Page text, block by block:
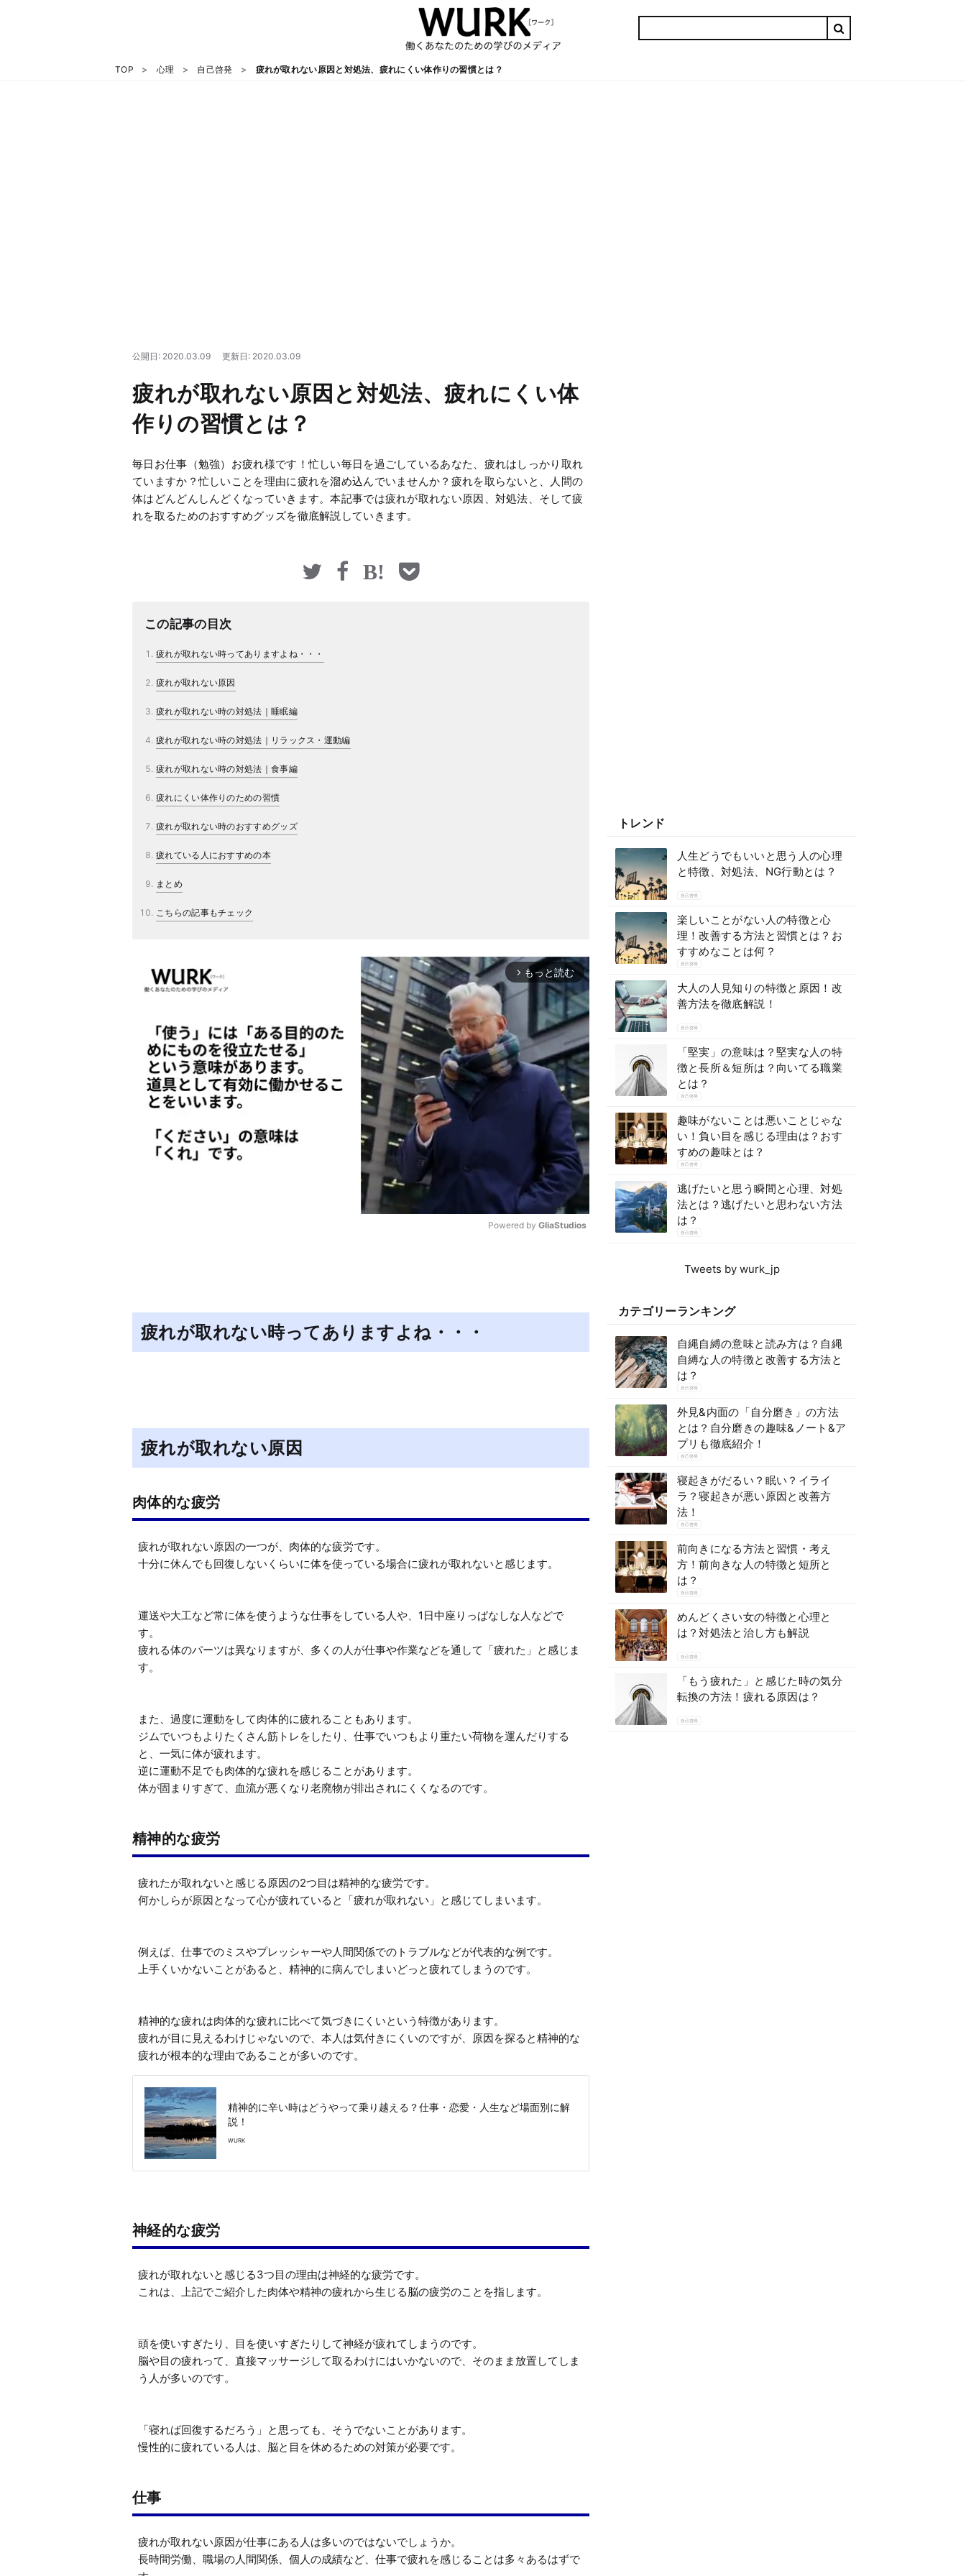
TOP 心理 自己啓発 疲れが取れない原因と対処法、疲れにくい体作りの習慣とは？
公開日: 2020.03.09 更新日: 2020.03.09
疲れが取れない原因と対処法、疲れにくい体
作りの習慣とは？
毎日お仕事（勉強）お疲れ様です！忙しい毎日を過ごしているあなた、疲れはしっかり取れ
ていますか？忙しいことを理由に疲れを溜め込んでいませんか？疲れを取らないと、人間の
体はどんどんしんどくなっていきます。本記事では疲れが取れない原因、対処法、そして疲
れを取るためのおすすめグッズを徹底解説していきます。
この記事の目次
疲れが取れない時ってありますよね・・・
疲れが取れない原因
疲れが取れない時の対処法｜睡眠編
疲れが取れない時の対処法｜リラックス・運動編
疲れが取れない時の対処法｜食事編
疲れにくい体作りのための習慣
疲れが取れない時のおすすめグッズ
疲れている人におすすめの本
まとめ
こちらの記事もチェック
arrow_forward_ios もっと読む
Powered by GliaStudios
疲れが取れない時ってありますよね・・・
疲れが取れない原因
肉体的な疲労
疲れが取れない原因の一つが、肉体的な疲労です。
十分に休んでも回復しないくらいに体を使っている場合に疲れが取れないと感じます。
運送や大工など常に体を使うような仕事をしている人や、1日中座りっぱなしな人などで
す。
疲れる体のパーツは異なりますが、多くの人が仕事や作業などを通して「疲れた」と感じま
す。
また、過度に運動をして肉体的に疲れることもあります。
ジムでいつもよりたくさん筋トレをしたり、仕事でいつもより重たい荷物を運んだりする
と、一気に体が疲れます。
逆に運動不足でも肉体的な疲れを感じることがあります。
体が固まりすぎて、血流が悪くなり老廃物が排出されにくくなるのです。
精神的な疲労
疲れたが取れないと感じる原因の2つ目は精神的な疲労です。
何かしらが原因となって心が疲れていると「疲れが取れない」と感じてしまいます。
例えば、仕事でのミスやプレッシャーや人間関係でのトラブルなどが代表的な例です。
上手くいかないことがあると、精神的に病んでしまいどっと疲れてしまうのです。
精神的な疲れは肉体的な疲れに比べて気づきにくいという特徴があります。
疲れが目に見えるわけじゃないので、本人は気付きにくいのですが、原因を探ると精神的な
疲れが根本的な理由であることが多いのです。
精神的に辛い時はどうやって乗り越える？仕事・恋愛・人生など場面別に解
説！
WURK
神経的な疲労
疲れが取れないと感じる3つ目の理由は神経的な疲労です。
これは、上記でご紹介した肉体や精神の疲れから生じる脳の疲労のことを指します。
頭を使いすぎたり、目を使いすぎたりして神経が疲れてしまうのです。
脳や目の疲れって、直接マッサージして取るわけにはいかないので、そのまま放置してしま
う人が多いのです。
「寝れば回復するだろう」と思っても、そうでないことがあります。
仕事
疲れが取れない原因が仕事にある人は多いのではないでしょうか。
長時間労働、職場の人間関係、個人の成績など、仕事で疲れを感じることは多々あるはずで
トレンド
人生どうでもいいと思う人の心理
と特徴、対処法、NG行動とは？
自己啓発
楽しいことがない人の特徴と心
理！改善する方法と習慣とは？お
すすめなことは何？
自己啓発
大人の人見知りの特徴と原因！改
善方法を徹底解説！
自己啓発
「堅実」の意味は？堅実な人の特
徴と長所＆短所は？向いてる職業
とは？
自己啓発
趣味がないことは悪いことじゃな
い！負い目を感じる理由は？おす
すめの趣味とは？
自己啓発
逃げたいと思う瞬間と心理、対処
法とは？逃げたいと思わない方法
は？
自己啓発
Tweets by wurk_jp
カテゴリーランキング
自縄自縛の意味と読み方は？自縄
自縛な人の特徴と改善する方法と
は？
自己啓発
外見&内面の「自分磨き」の方法
とは？自分磨きの趣味&ノート&ア
プリも徹底紹介！
自己啓発
寝起きがだるい？眠い？イライ
ラ？寝起きが悪い原因と改善方
法！
自己啓発
前向きになる方法と習慣・考え
方！前向きな人の特徴と短所と
は？
自己啓発
めんどくさい女の特徴と心理と
は？対処法と治し方も解説
自己啓発
「もう疲れた」と感じた時の気分
転換の方法！疲れる原因は？
自己啓発